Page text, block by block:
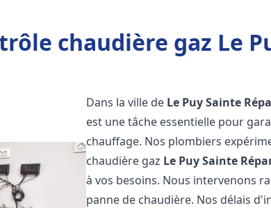
chaudière gaz Le
Dans la ville de Le Puy Sainte
est une tâche essentielle pour
chauffage. Nos plombiers
chaudière gaz Le Puy Sainte
à vos besoins. Nous intervenons
panne de chaudière. Nos délais